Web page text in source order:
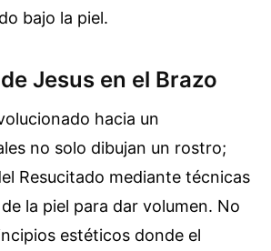
bajo la piel.
Jesus en el Brazo
hacia un
no solo dibujan un rostro;
Resucitado mediante técnicas
la piel para dar volumen. No
estéticos donde el